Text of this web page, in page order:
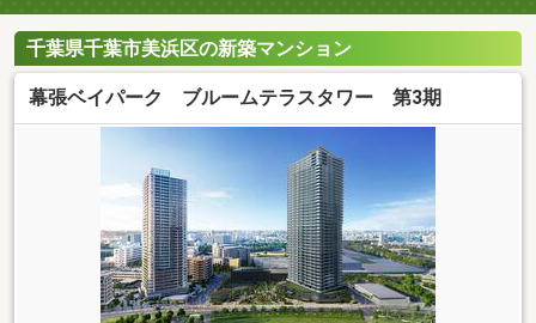
千葉県千葉市美浜区の新築マンション
幕張ベイパーク ブルームテラスタワー 第3期